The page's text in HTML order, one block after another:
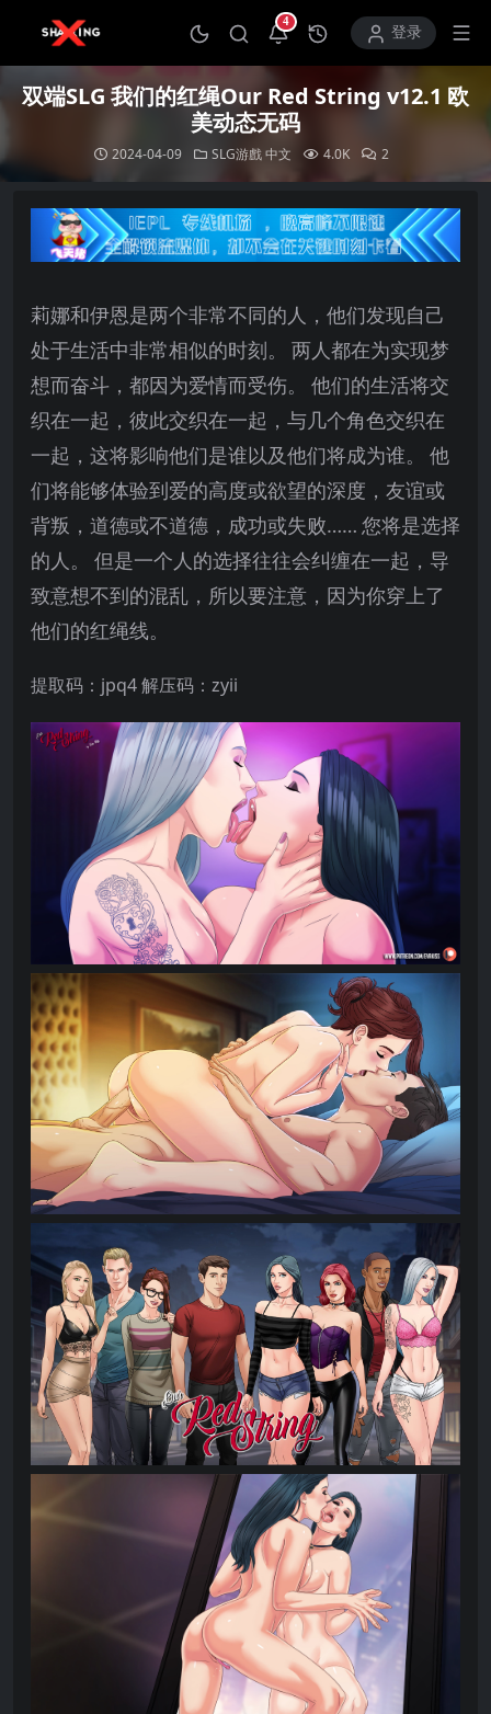
4
打开通知中心登录
双端SLG 我们的红绳Our Red String v12.1 欧
美动态无码
2024-04-09 SLG游戲 中文 4.0K 2
莉娜和伊恩是两个非常不同的人，他们发现自己
处于生活中非常相似的时刻。
两人都在为实现梦
想而奋斗，都因为爱情而受伤。
他们的生活将交
织在一起，彼此交织在一起，与几个角色交织在
一起，这将影响他们是谁以及他们将成为谁。
他
们将能够体验到爱的高度或欲望的深度，友谊或
背叛，道德或不道德，成功或失败…… 您将是选择
的人。
但是一个人的选择往往会纠缠在一起，导
致意想不到的混乱，所以要注意，因为你穿上了
他们的红绳线。
提取码：jpq4 解压码：zyii